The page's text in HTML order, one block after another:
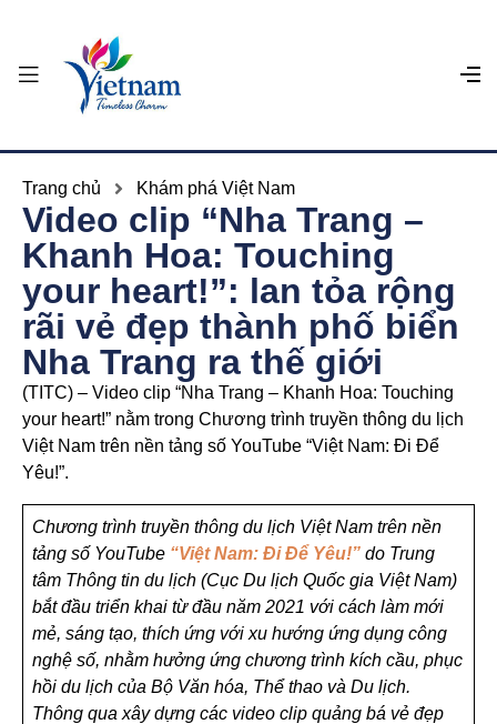
Trang chủ Khám phá Việt Nam
Video clip “Nha Trang –
Khanh Hoa: Touching
your heart!”: lan tỏa rộng
rãi vẻ đẹp thành phố biển
Nha Trang ra thế giới
(TITC) – Video clip “Nha Trang – Khanh Hoa: Touching
your heart!” nằm trong Chương trình truyền thông du lịch
Việt Nam trên nền tảng số YouTube “Việt Nam: Đi Để
Yêu!”.
Chương trình truyền thông du lịch Việt Nam trên nền
tảng số YouTube “Việt Nam: Đi Để Yêu!” do Trung
tâm Thông tin du lịch (Cục Du lịch Quốc gia Việt Nam)
bắt đầu triển khai từ đầu năm 2021 với cách làm mới
mẻ, sáng tạo, thích ứng với xu hướng ứng dụng công
nghệ số, nhằm hưởng ứng chương trình kích cầu, phục
hồi du lịch của Bộ Văn hóa, Thể thao và Du lịch.
Thông qua xây dựng các video clip quảng bá vẻ đẹp